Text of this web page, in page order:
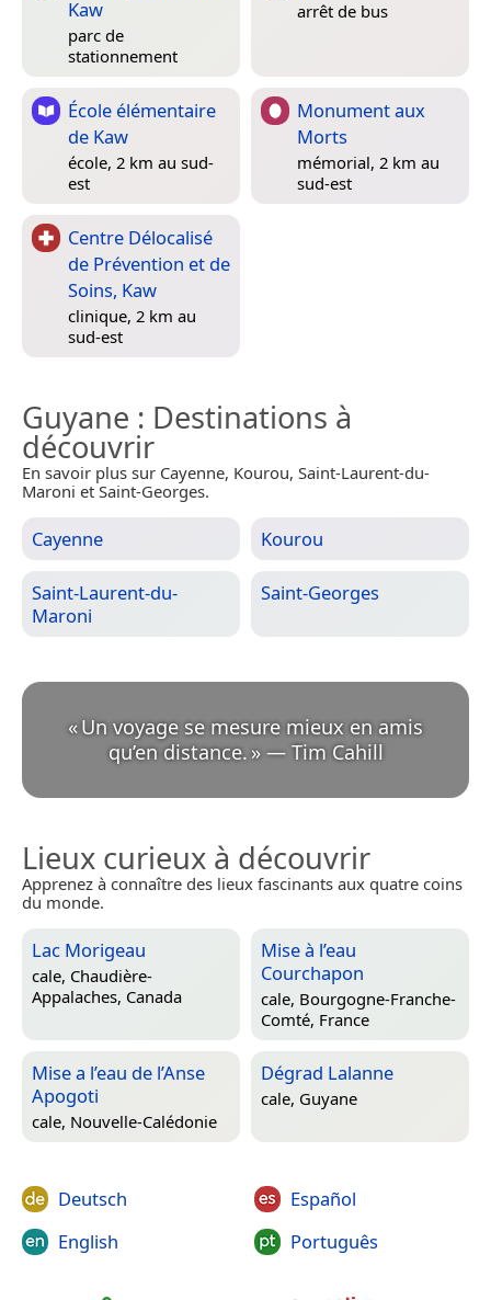
Kaw
parc de
stationnement
arrêt de bus
École élémentaire
de Kaw
école, 2 km au sud-
est
Monument aux
Morts
mémorial, 2 km au
sud-est
Centre Délocalisé
de Prévention et de
Soins, Kaw
clinique, 2 km au
sud-est
Guyane : Destinations à
découvrir
En savoir plus sur Cayenne, Kourou, Saint-Laurent-du-
Maroni et Saint-Georges.
Cayenne Kourou
Saint-Laurent-du-
Maroni
Saint-Georges
«Un voyage se mesure mieux en amis
qu’en distance. » — Tim Cahill
Lieux curieux à découvrir
Apprenez à connaître des lieux fascinants aux quatre coins
du monde.
Lac Morigeau
cale, Chaudière-
Appalaches, Canada
Mise à l’eau
Courchapon
cale, Bourgogne-Franche-
Comté, France
Mise a l’eau de l’Anse
Apogoti
cale, Nouvelle-Calédonie
Dégrad Lalanne
cale, Guyane
Deutsch
English
Español
Português